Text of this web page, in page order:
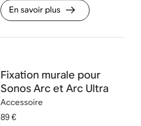
En savoir plus
Fixation murale pour
Sonos Arc et Arc Ultra
Accessoire
89 €